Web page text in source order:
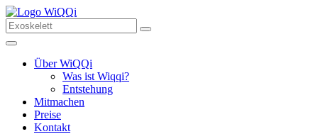
Über WiQQi
Was ist Wiqqi?
Entstehung
Mitmachen
Preise
Kontakt